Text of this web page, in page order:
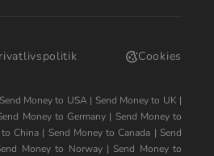
Cookies
Send Money to USA| Send Money to UK |
Money to Germany | Send Money to
China| Send Money to Canada | Send
Money to Norway| Send Money to